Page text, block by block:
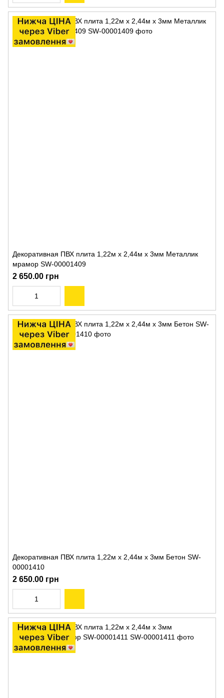
Декоративная ПВХ плита 1,22м х 2,44м х 3мм Металлик
мрамор SW-00001409
2 650.00 грн
Декоративная ПВХ плита 1,22м х 2,44м х 3мм Бетон SW-
00001410
2 650.00 грн